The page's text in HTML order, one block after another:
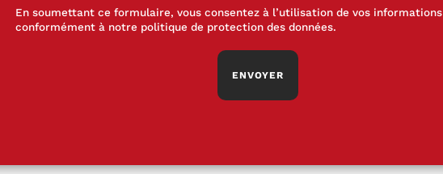
En soumettant ce formulaire, vous consentez à l’utilisation de vos informations
conformément à notre politique de protection des données.